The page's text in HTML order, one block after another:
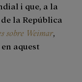
i que, a la
la República
sobre Weimar
aquest